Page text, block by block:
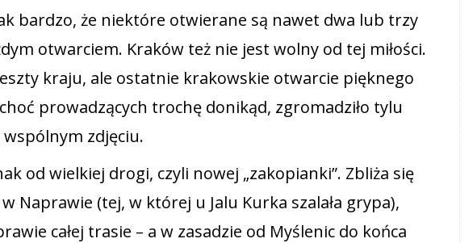
bardzo, że niektóre otwierane są nawet dwa lub trzy
otwarciem. Kraków też nie jest wolny od tej miłości.
kraju, ale ostatnie krakowskie otwarcie pięknego
prowadzących trochę donikąd, zgromadziło tylu
zdjęciu.
od wielkiej drogi, czyli nowej „zakopianki”. Zbliża się
Naprawie (tej, w której u Jalu Kurka szalała grypa),
całej trasie – a w zasadzie od Myślenic do końca